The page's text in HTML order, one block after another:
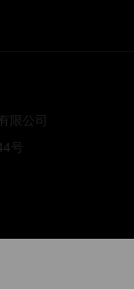
限公司
号